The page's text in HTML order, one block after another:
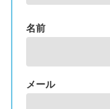
名前
メール